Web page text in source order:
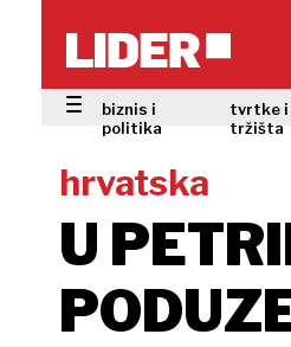
biznis i
politika
tvrtke i
tržišta
hrvatska
U